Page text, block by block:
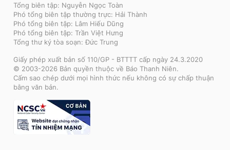
Tổng biên tập: Nguyễn Ngọc Toàn
Phó tổng biên tập thường trực: Hải Thành
Phó tổng biên tập: Lâm Hiếu Dũng
Phó tổng biên tập: Trần Việt Hưng
Tổng thư ký tòa soạn: Đức Trung
Giấy phép xuất bản số 110/GP - BTTTT cấp ngày 24.3.2020
© 2003-2026 Bản quyền thuộc về Báo Thanh Niên.
Cấm sao chép dưới mọi hình thức nếu không có sự chấp thuận
bằng văn bản.